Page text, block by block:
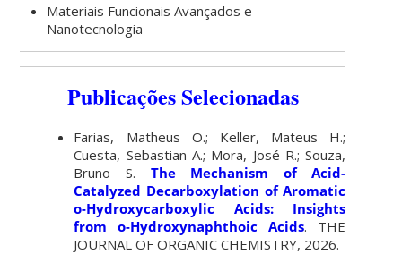
Materiais Funcionais Avançados e
Nanotecnologia
Publicações Selecionadas
Farias, Matheus O.; Keller, Mateus H.;
Cuesta, Sebastian A.; Mora, José R.; Souza,
Bruno S. The Mechanism of Acid-
Catalyzed Decarboxylation of Aromatic
o-Hydroxycarboxylic Acids: Insights
from o-Hydroxynaphthoic Acids. THE
JOURNAL OF ORGANIC CHEMISTRY, 2026.